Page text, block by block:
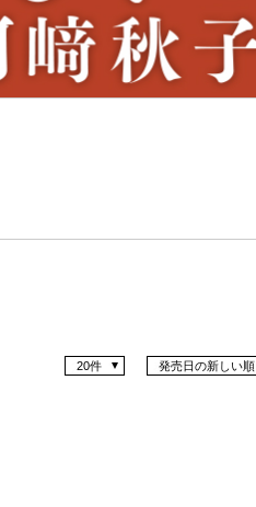
発売日の新しい順
20件